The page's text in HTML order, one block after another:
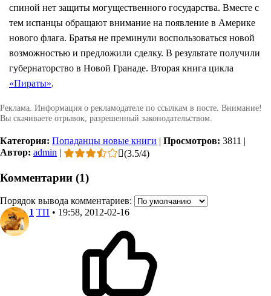
спиной нет защиты могущественного государства. Вместе с
тем испанцы обращают внимание на появление в Америке
нового флага. Братья не преминули воспользоваться новой
возможностью и предложили сделку. В результате получили
губернаторство в Новой Гранаде. Вторая книга цикла
«Пираты».
Реклама. Информация о рекламодателе по ссылкам в посте. Внимание!
Вы скачиваете отрывок, разрешенный законодательством.
Категория: Попаданцы новые книги | Просмотров: 3811 |
Автор: admin | (3.5/4)
Комментарии (1)
Порядок вывода комментариев:
1 ТП • 19:58, 2012-02-16